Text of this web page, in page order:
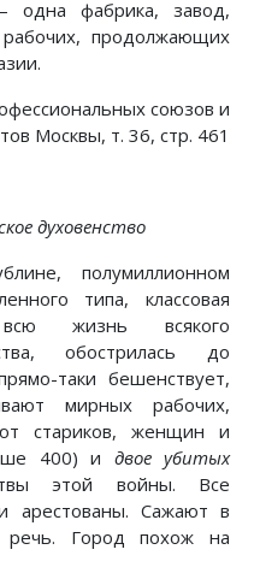
фабрика, завод,
рабочих, продолжающих
союзов и
Москвы, т. 36, стр. 461
духовенство
полумиллионном
типа, классовая
жизнь всякого
обострилась до
таки бешенствует,
мирных рабочих,
стариков, женщин и
400) и двое убитых
этой войны. Все
арестованы. Сажают в
Город похож на